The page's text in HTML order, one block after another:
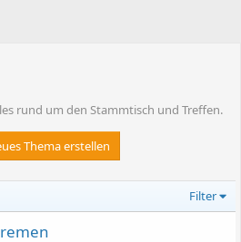
rund um den Stammtisch und Treffen.
Thema erstellen
Filter